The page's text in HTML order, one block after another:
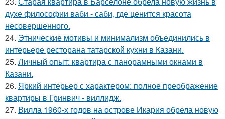
духе философии ваби - саби, где ценится красота
несовершенного.
24. Этнические мотивы и минимализм объединились в
интерьере ресторана татарской кухни в Казани.
25. Личный опыт: квартира с панорамными окнами в
Казани.
26. Яркий интерьер с характером: полное преображение
квартиры в Гринвич - виллидж.
27. Вилла 1960-х годов на острове Икария обрела новую